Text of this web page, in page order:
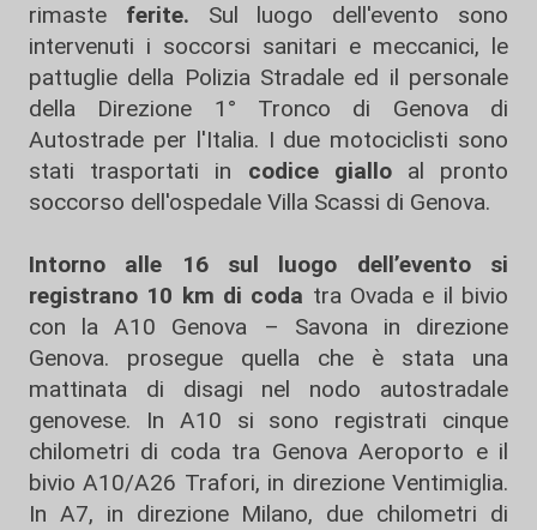
rimaste ferite. Sul luogo dell'evento sono
intervenuti i soccorsi sanitari e meccanici, le
pattuglie della Polizia Stradale ed il personale
della Direzione 1° Tronco di Genova di
Autostrade per l'Italia. I due motociclisti sono
stati trasportati in codice gialloal pronto
soccorso dell'ospedale Villa Scassi di Genova.
Intorno alle 16 sul luogo dell’evento si
registrano 10 km di coda tra Ovada e il bivio
con la A10 Genova – Savona in direzione
Genova. prosegue quella che è stata una
mattinata di disagi nel nodo autostradale
genovese. In A10 si sono registrati cinque
chilometri di coda tra Genova Aeroporto e il
bivio A10/A26 Trafori, in direzione Ventimiglia.
In A7, in direzione Milano, due chilometri di